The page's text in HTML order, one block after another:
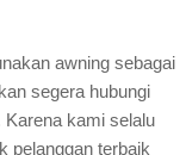
awning sebagai
segera hubungi
kami selalu
pelanggan terbaik